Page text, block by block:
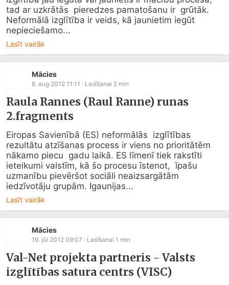
tad ar uzkrātās  pieredzes pamatošanu ir  grūtāk.
Neformālā izglītība ir veids, kā jaunietim iegūt
nepieciešamo...
Lasīt vairāk
Mācies
8. aug 2012 11:11 · Lasīšanai 2 min
Raula Rannes (Raul Ranne) runas
2.fragments
Eiropas Savienībā (ES) neformālās  izglītības
rezultātu atzīšanas process ir viens no prioritātēm
nākamo piecu  gadu laikā. ES līmenī tiek rakstīti
ieteikumi valstīm, kā šo procesu īstenot,  īpašu
uzmanību pievēršot sociāli neaizsargātām
iedzīvotāju grupām. Igaunijas...
Lasīt vairāk
Mācies
19. jūl 2012 09:07 · Lasīšanai 1 min
Val-Net projekta partneris - Valsts
izglītības satura centrs (VISC)